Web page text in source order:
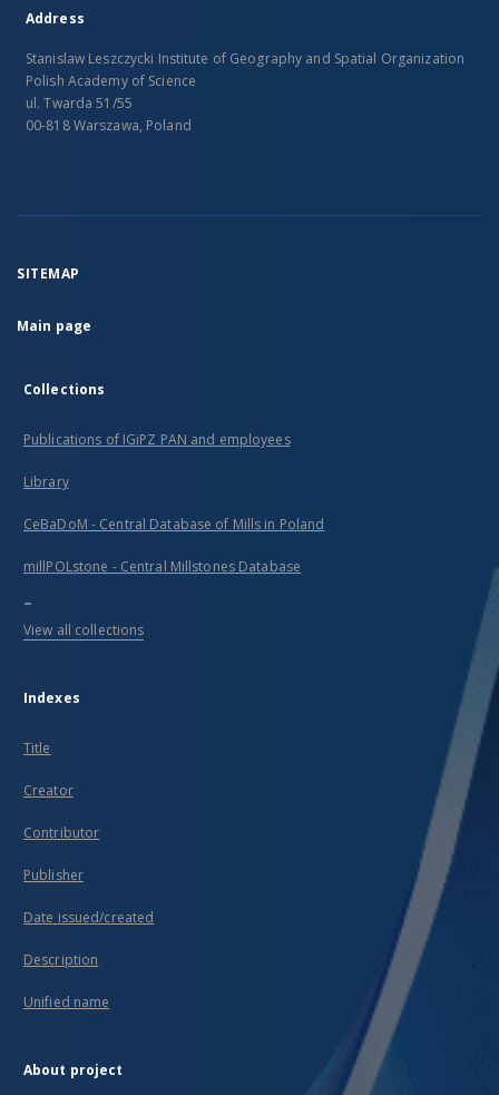
Address
Stanislaw Leszczycki Institute of Geography and Spatial Organization
Polish Academy of Science
ul. Twarda 51/55
00-818 Warszawa, Poland
SITEMAP
Main page
Collections
Publications of IGiPZ PAN and employees
Library
CeBaDoM - Central Database of Mills in Poland
millPOLstone - Central Millstones Database
...
View all collections
Indexes
Title
Creator
Contributor
Publisher
Date issued/created
Description
Unified name
About project